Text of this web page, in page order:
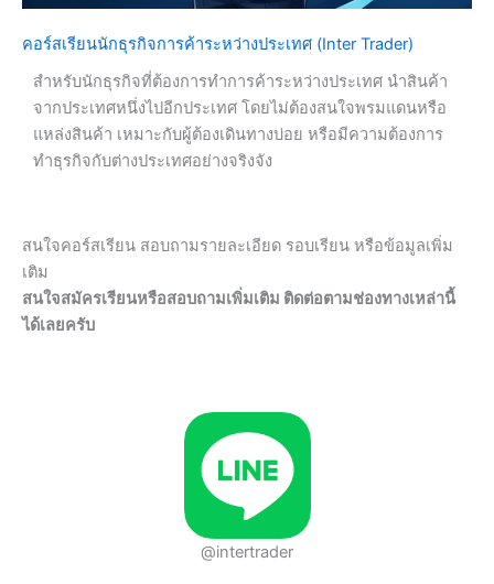
คอร์สเรียนนักธุรกิจการค้าระหว่างประเทศ (Inter Trader)
สำหรับนักธุรกิจที่ต้องการทำการค้าระหว่างประเทศ นำสินค้า
จากประเทศหนึ่งไปอีกประเทศ โดยไม่ต้องสนใจพรมแดนหรือ
แหล่งสินค้า เหมาะกับผู้ต้องเดินทางบ่อย หรือมีความต้องการ
ทำธุรกิจกับต่างประเทศอย่างจริงจัง
สนใจคอร์สเรียน สอบถามรายละเอียด รอบเรียน หรือข้อมูลเพิ่ม
เติม
สนใจสมัครเรียนหรือสอบถามเพิ่มเติม ติดต่อตามช่องทางเหล่านี้
ได้เลยครับ
@intertrader